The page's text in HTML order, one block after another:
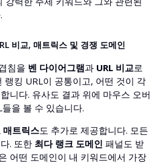
비교, 매트릭스 및 경쟁 도메인
침을 벤 다이어그램과 URL 비교로
랭킹 URL이 공통이고, 어떤 것이 각
니다. 유사도 결과 위에 마우스 오버
을 볼 수 있습니다.
매트릭스도 추가로 제공합니다. 모든
. 또한 최다 랭크 도메인 패널도 받
어떤 도메인이 내 키워드에서 가장